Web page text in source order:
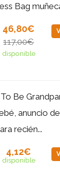
Bag
46,80€
117,00€
disponible
Be
anuncio
recién...
4,12€
disponible